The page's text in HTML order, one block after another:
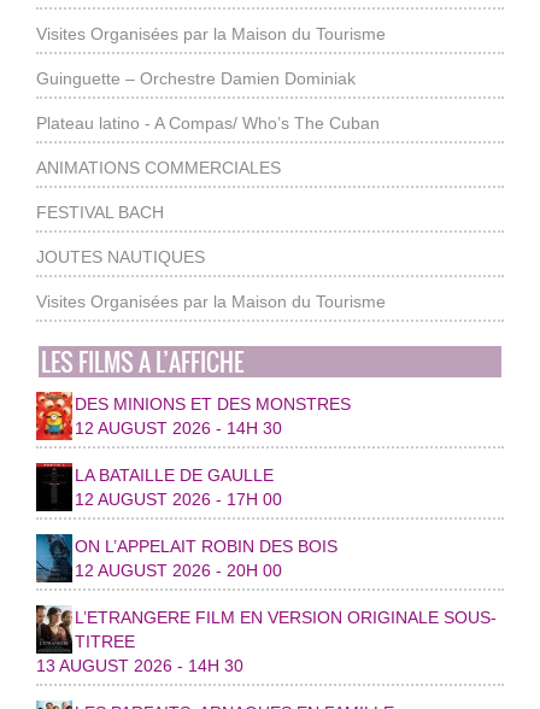
Visites Organisées par la Maison du Tourisme
Guinguette – Orchestre Damien Dominiak
Plateau latino - A Compas/ Who’s The Cuban
ANIMATIONS COMMERCIALES
FESTIVAL BACH
JOUTES NAUTIQUES
Visites Organisées par la Maison du Tourisme
LES FILMS A L’AFFICHE
DES MINIONS ET DES MONSTRES
12 AUGUST 2026 - 14H 30
LA BATAILLE DE GAULLE
12 AUGUST 2026 - 17H 00
ON L’APPELAIT ROBIN DES BOIS
12 AUGUST 2026 - 20H 00
L’ETRANGERE FILM EN VERSION ORIGINALE SOUS-
TITREE
13 AUGUST 2026 - 14H 30